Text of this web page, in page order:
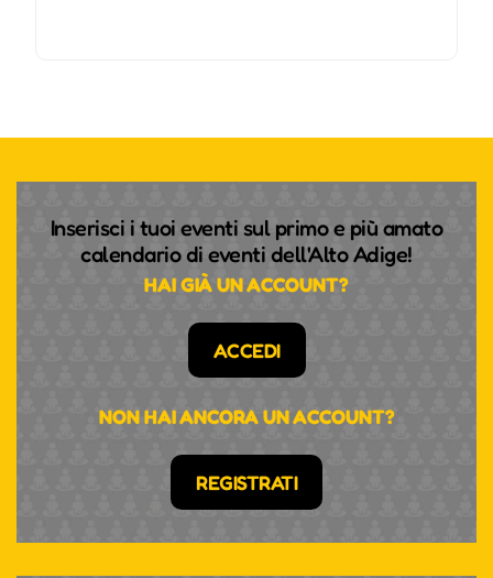
Inserisci i tuoi eventi sul primo e più amato
calendario di eventi dell'Alto Adige!
HAI GIÀ UN ACCOUNT?
ACCEDI
NON HAI ANCORA UN ACCOUNT?
REGISTRATI